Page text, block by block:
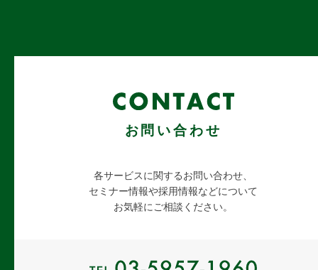
お問い合わせ
各サービスに関するお問い合わせ、
セミナー情報や採用情報などについて
お気軽にご相談ください。